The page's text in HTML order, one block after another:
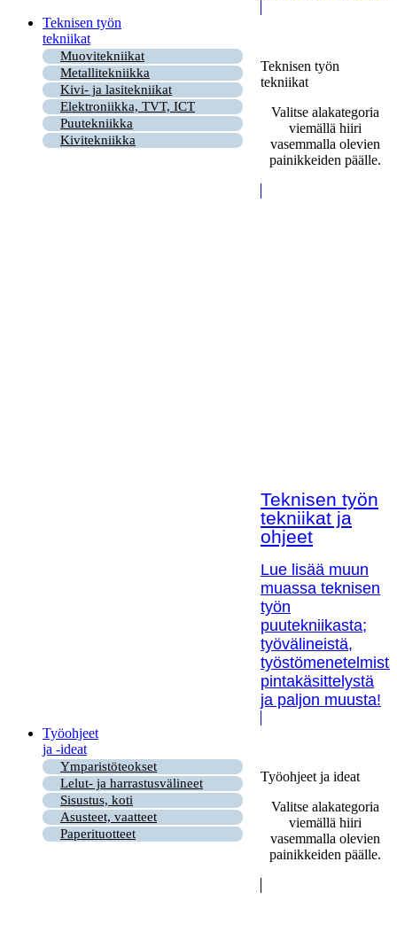
Teknisen työn
tekniikat
Muovitekniikat
Metallitekniikka
Kivi- ja lasitekniikat
Elektroniikka, TVT, ICT
Puutekniikka
Kivitekniikka
Teknisen työn
tekniikat
Valitse alakategoria
viemällä hiiri
vasemmalla olevien
painikkeiden päälle.
Teknisen työn
tekniikat ja
ohjeet
Lue lisää muun
muassa teknisen
työn
puutekniikasta;
työvälineistä,
pintakäsittelystä
ja paljon muusta!
Työohjeet
ja -ideat
Ymparistöteokset
Lelut- ja harrastusvälineet
Sisustus, koti
Asusteet, vaatteet
Paperituotteet
Työohjeet ja ideat
Valitse alakategoria
viemällä hiiri
vasemmalla olevien
painikkeiden päälle.